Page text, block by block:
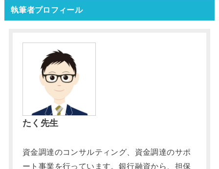
執筆者プロフィール
たく先生
資金調達のコンサルティング、資金調達のサポ
ート事業を行っています。銀行融資から、担保